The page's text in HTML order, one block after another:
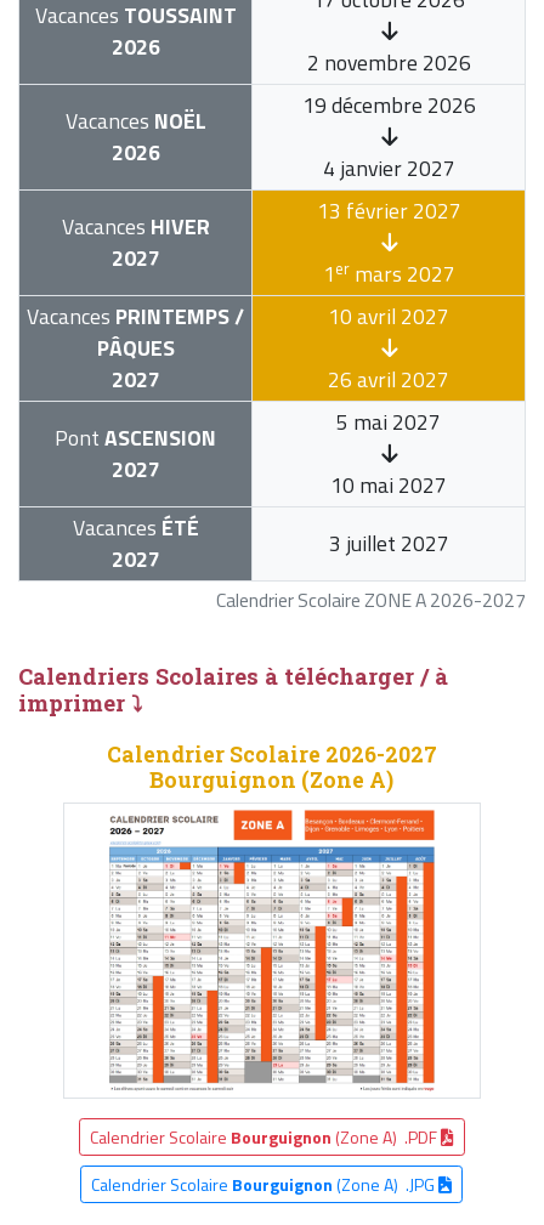
Calendrier Scolaire ZONE A 2026-2027
Vacances TOUSSAINT
2026
2 novembre 2026
Vacances NOËL
2026
19 décembre 2026
4 janvier 2027
Vacances HIVER
2027
13 février 2027
1ermars 2027
Vacances PRINTEMPS /
PÂQUES
2027
10 avril 2027
26 avril 2027
PontASCENSION
2027
5 mai 2027
10 mai 2027
Vacances ÉTÉ
2027
3 juillet 2027
Calendriers Scolaires à télécharger / à
imprimer ⤵
Calendrier Scolaire 2026-2027
Bourguignon (Zone A)
Calendrier Scolaire Bourguignon (Zone A) .PDF
Calendrier Scolaire Bourguignon(Zone A) .JPG